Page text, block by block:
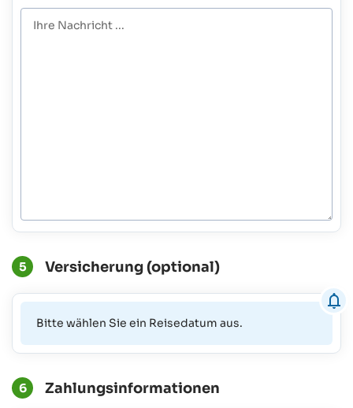
5 Versicherung (optional)
Bitte wählen Sie ein Reisedatum aus.
6 Zahlungsinformationen